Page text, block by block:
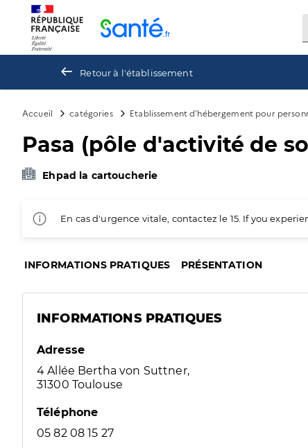
Retour à l'établissement
Accueil catégories Etablissement d'hébergement pour
Pasa (pôle d'activité de
Ehpad la cartoucherie
En cas d'urgence vitale, contactez le 15. If you
INFORMATIONS PRATIQUES PRÉSENTATION
INFORMATIONS PRATIQUES
Adresse
4 Allée Bertha von Suttner,
31300 Toulouse
Téléphone
05 82 08 15 27
Panneau de gestion des cookies